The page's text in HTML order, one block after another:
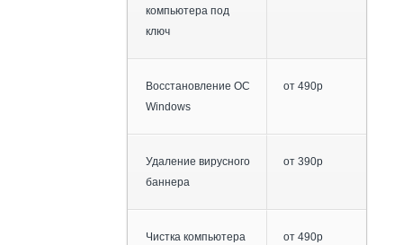
компьютера под
ключ
Восстановление ОС
Windows
от 490р
Удаление вирусного
баннера
от 390р
Чистка компьютера от 490р